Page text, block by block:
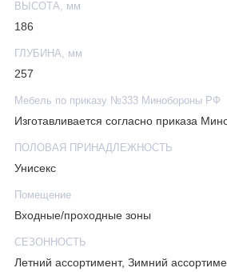
ВЫСОТА, мм
186
ГЛУБИНА, мм
257
Мебель по приказу №333 Минобороны РФ
Изготавливается согласно приказа
ПОЛОВАЯ ПРИНАДЛЕЖНОСТЬ
Унисекс
Помещение
Входные/проходные зоны
СЕЗОННОСТЬ
Летний ассортимент, Зимний